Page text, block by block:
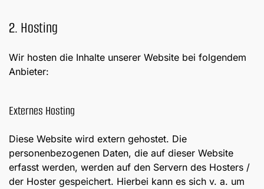
2. Hosting
Wir hosten die Inhalte unserer Website bei folgendem
Anbieter:
Externes Hosting
Diese Website wird extern gehostet. Die
personenbezogenen Daten, die auf dieser Website
erfasst werden, werden auf den Servern des Hosters /
der Hoster gespeichert. Hierbei kann es sich v. a. um